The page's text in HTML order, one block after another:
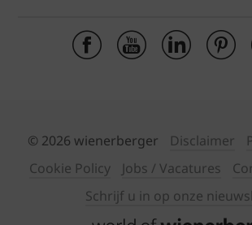
© 2026 wienerberger Disclaimer
Cookie Policy
Jobs / Vacatures
Schrijf u in op onze